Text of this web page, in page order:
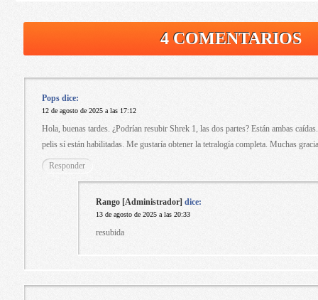
4 COMENTARIOS
Pops dice:
12 de agosto de 2025 a las 17:12
Hola, buenas tardes. ¿Podrían resubir Shrek 1, las dos partes? Están ambas
pelis sí están habilitadas. Me gustaría obtener la tetralogía completa. Muchas
Responder
Rango [Administrador] dice:
13 de agosto de 2025 a las 20:33
resubida